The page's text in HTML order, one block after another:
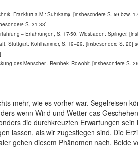
Frankfurt a.M.: Suhrkamp. [insbesondere S. 59 bzw.
S. 31-33]
– Erfahrungen, S. 17-50. Wiesbaden: Springer.
Stuttgart: Kohlhammer, S. 19–29. [insbesondere S. 20]
des Menschen. Reinbek: Rowohlt. [insbesondere S.
mehr, wie es vorher war. Segelreisen
wenn Wind und Wetter das
die durchkreuzten Erwartungen
lassen, als wir zugestiegen sind. Die
gehen diesem Phänomen nach. Beide